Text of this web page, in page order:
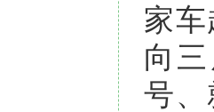
家
向
号